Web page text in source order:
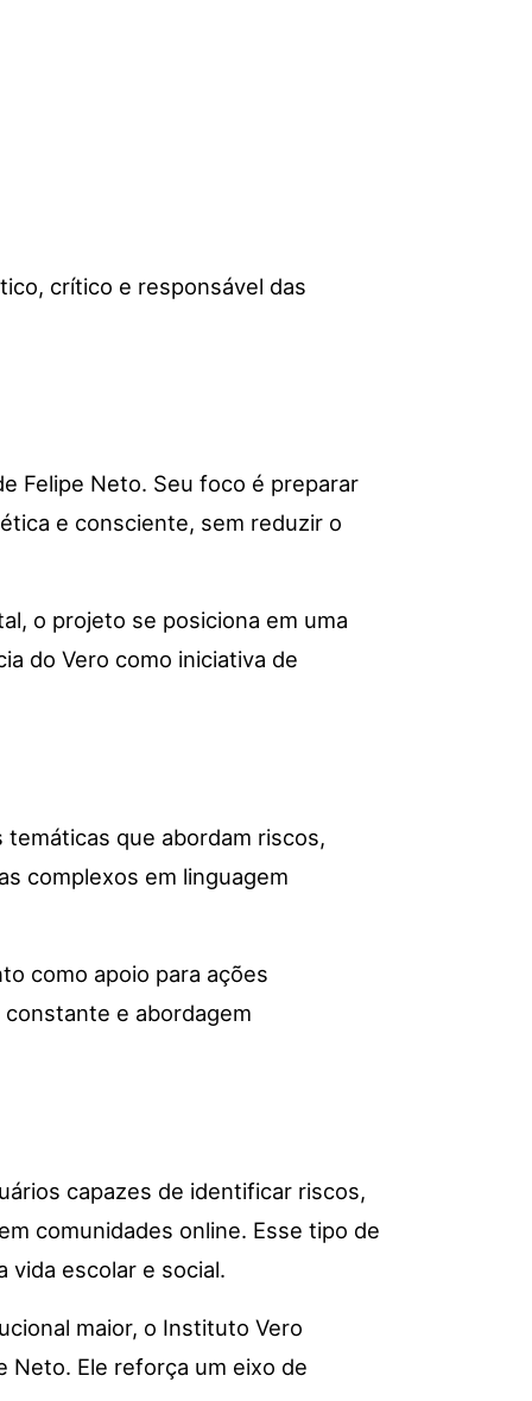
crítico e responsável das
Felipe Neto. Seu foco é preparar
e consciente, sem reduzir o
o projeto se posiciona em uma
do Vero como iniciativa de
que abordam riscos,
complexos em linguagem
como apoio para ações
e abordagem
capazes de identificar riscos,
comunidades online. Esse tipo de
vida escolar e social.
maior, o Instituto Vero
Neto. Ele reforça um eixo de